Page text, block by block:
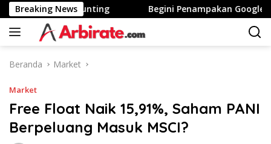
Langsung
ke
konten
Breaking News
Tinggi Stunting Begini Penampakan Googlebook
Beranda Market
Market
Free Float Naik 15,91%, Saham PANI
Berpeluang Masuk MSCI?